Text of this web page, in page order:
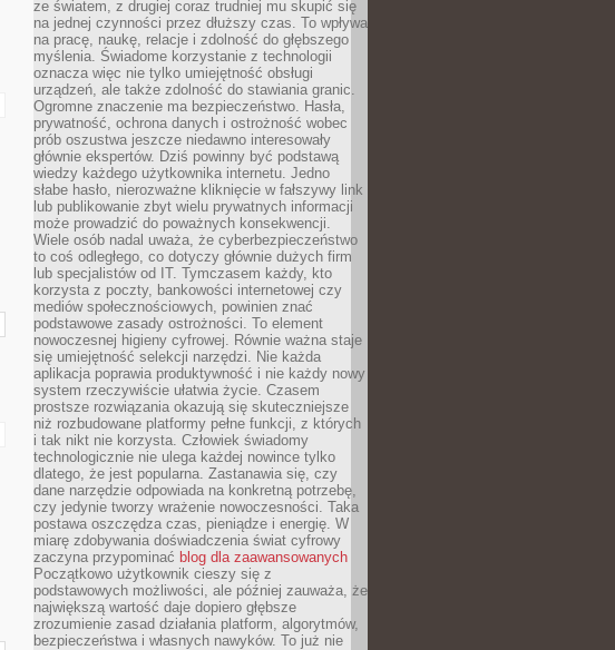
ze światem, z drugiej coraz trudniej mu skupić się
na jednej czynności przez dłuższy czas. To wpływa
na pracę, naukę, relacje i zdolność do głębszego
myślenia. Świadome korzystanie z technologii
oznacza więc nie tylko umiejętność obsługi
urządzeń, ale także zdolność do stawiania granic.
Ogromne znaczenie ma bezpieczeństwo. Hasła,
prywatność, ochrona danych i ostrożność wobec
prób oszustwa jeszcze niedawno interesowały
głównie ekspertów. Dziś powinny być podstawą
wiedzy każdego użytkownika internetu. Jedno
słabe hasło, nierozważne kliknięcie w fałszywy link
lub publikowanie zbyt wielu prywatnych informacji
może prowadzić do poważnych konsekwencji.
Wiele osób nadal uważa, że cyberbezpieczeństwo
to coś odległego, co dotyczy głównie dużych firm
lub specjalistów od IT. Tymczasem każdy, kto
korzysta z poczty, bankowości internetowej czy
mediów społecznościowych, powinien znać
podstawowe zasady ostrożności. To element
nowoczesnej higieny cyfrowej. Równie ważna staje
się umiejętność selekcji narzędzi. Nie każda
aplikacja poprawia produktywność i nie każdy nowy
system rzeczywiście ułatwia życie. Czasem
prostsze rozwiązania okazują się skuteczniejsze
niż rozbudowane platformy pełne funkcji, z których
i tak nikt nie korzysta. Człowiek świadomy
technologicznie nie ulega każdej nowince tylko
dlatego, że jest popularna. Zastanawia się, czy
dane narzędzie odpowiada na konkretną potrzebę,
czy jedynie tworzy wrażenie nowoczesności. Taka
postawa oszczędza czas, pieniądze i energię. W
miarę zdobywania doświadczenia świat cyfrowy
zaczyna przypominać blog dla zaawansowanych
Początkowo użytkownik cieszy się z
podstawowych możliwości, ale później zauważa, że
największą wartość daje dopiero głębsze
zrozumienie zasad działania platform, algorytmów,
bezpieczeństwa i własnych nawyków. To już nie